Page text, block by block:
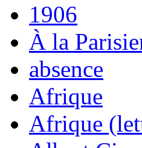
1906
À la
absence
Afrique
Afrique